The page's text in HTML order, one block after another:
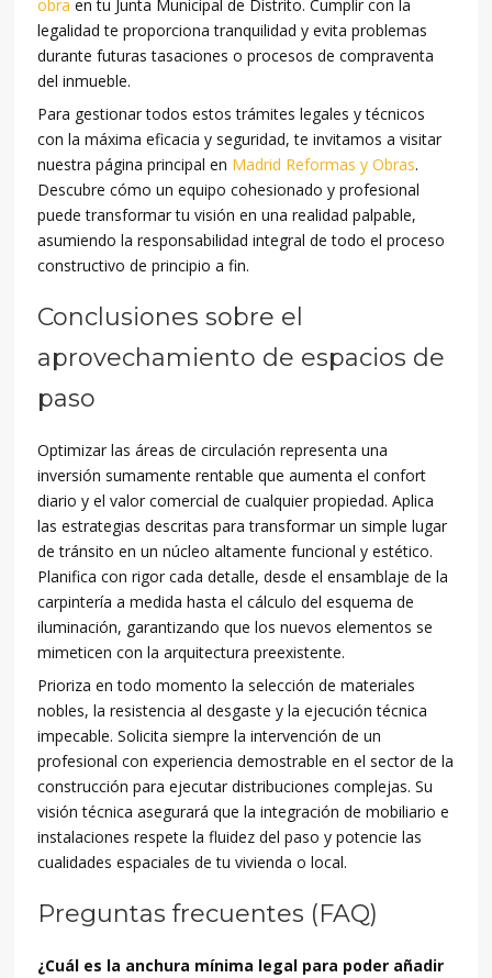
obra en tu Junta Municipal de Distrito. Cumplir con la
legalidad te proporciona tranquilidad y evita problemas
durante futuras tasaciones o procesos de compraventa
del inmueble.
Para gestionar todos estos trámites legales y técnicos
con la máxima eficacia y seguridad, te invitamos a visitar
nuestra página principal en Madrid Reformas y Obras.
Descubre cómo un equipo cohesionado y profesional
puede transformar tu visión en una realidad palpable,
asumiendo la responsabilidad integral de todo el proceso
constructivo de principio a fin.
Conclusiones sobre el
aprovechamiento de espacios de
paso
Optimizar las áreas de circulación representa una
inversión sumamente rentable que aumenta el confort
diario y el valor comercial de cualquier propiedad. Aplica
las estrategias descritas para transformar un simple lugar
de tránsito en un núcleo altamente funcional y estético.
Planifica con rigor cada detalle, desde el ensamblaje de la
carpintería a medida hasta el cálculo del esquema de
iluminación, garantizando que los nuevos elementos se
mimeticen con la arquitectura preexistente.
Prioriza en todo momento la selección de materiales
nobles, la resistencia al desgaste y la ejecución técnica
impecable. Solicita siempre la intervención de un
profesional con experiencia demostrable en el sector de la
construcción para ejecutar distribuciones complejas. Su
visión técnica asegurará que la integración de mobiliario e
instalaciones respete la fluidez del paso y potencie las
cualidades espaciales de tu vivienda o local.
Preguntas frecuentes (FAQ)
¿Cuál es la anchura mínima legal para poder añadir